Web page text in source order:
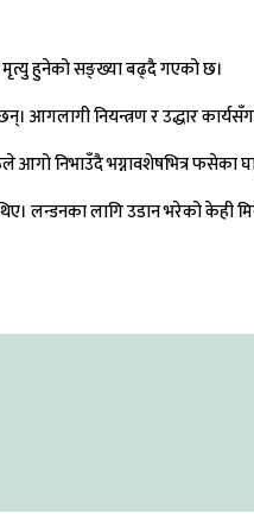
मृत्यु हुनेको सङ्ख्या बढ्दै गएको छ।
आगलागी नियन्त्रण र उद्धार
निभाउँदै भग्नावशेषभित्र फसेका
लन्डनका लागि उडान भरेको केही